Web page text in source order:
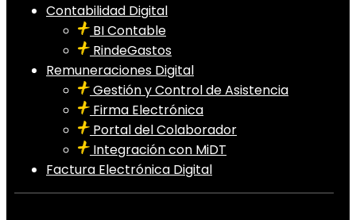
Contabilidad Digital
BI Contable
RindeGastos
Remuneraciones Digital
Gestión y Control de Asistencia
Firma Electrónica
Portal del Colaborador
Integración con MiDT
Factura Electrónica Digital